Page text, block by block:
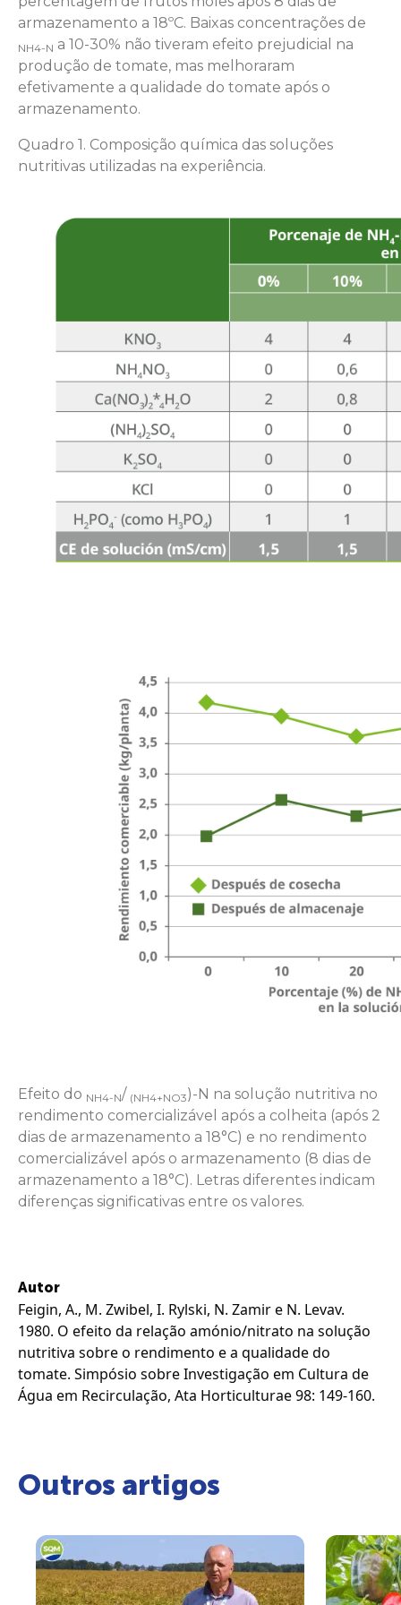
armazenamento a 18ºC. Baixas concentrações de
NH4-N a 10-30% não tiveram efeito prejudicial na
produção de tomate, mas melhoraram
efetivamente a qualidade do tomate após o
armazenamento.
Quadro 1. Composição química das soluções
nutritivas utilizadas na experiência.
Efeito do NH4-N/ (NH4+NO3)-N na solução nutritiva no
rendimento comercializável após a colheita (após 2
dias de armazenamento a 18°C) e no rendimento
comercializável após o armazenamento (8 dias de
armazenamento a 18°C). Letras diferentes indicam
diferenças significativas entre os valores.
Autor
Feigin, A., M. Zwibel, I. Rylski, N. Zamir e N. Levav.
1980. O efeito da relação amónio/nitrato na solução
nutritiva sobre o rendimento e a qualidade do
tomate. Simpósio sobre Investigação em Cultura de
Água em Recirculação, Ata Horticulturae 98: 149-160.
Outros artigos